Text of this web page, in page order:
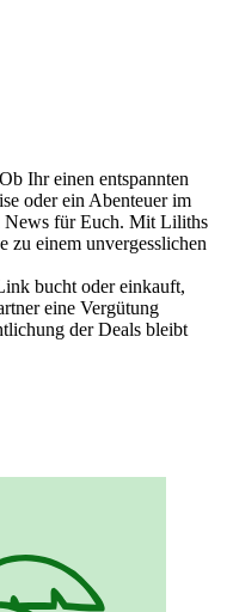
Ihr einen entspannten
oder ein Abenteuer im
News für Euch. Mit Liliths
zu einem unvergesslichen
bucht oder einkauft,
eine Vergütung
der Deals bleibt